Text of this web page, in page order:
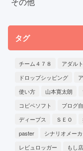
タグ
チーム４７８ アダル
ドロップシッピング
使い方
山本寛太朗
コピペソフト
ブログ
ディープス
ＳＥＯ
paster
シナリオメー
レビュロッガー
もし